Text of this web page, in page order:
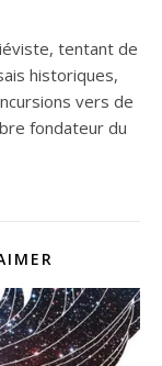
tentant de
historiques,
vers de
fondateur du